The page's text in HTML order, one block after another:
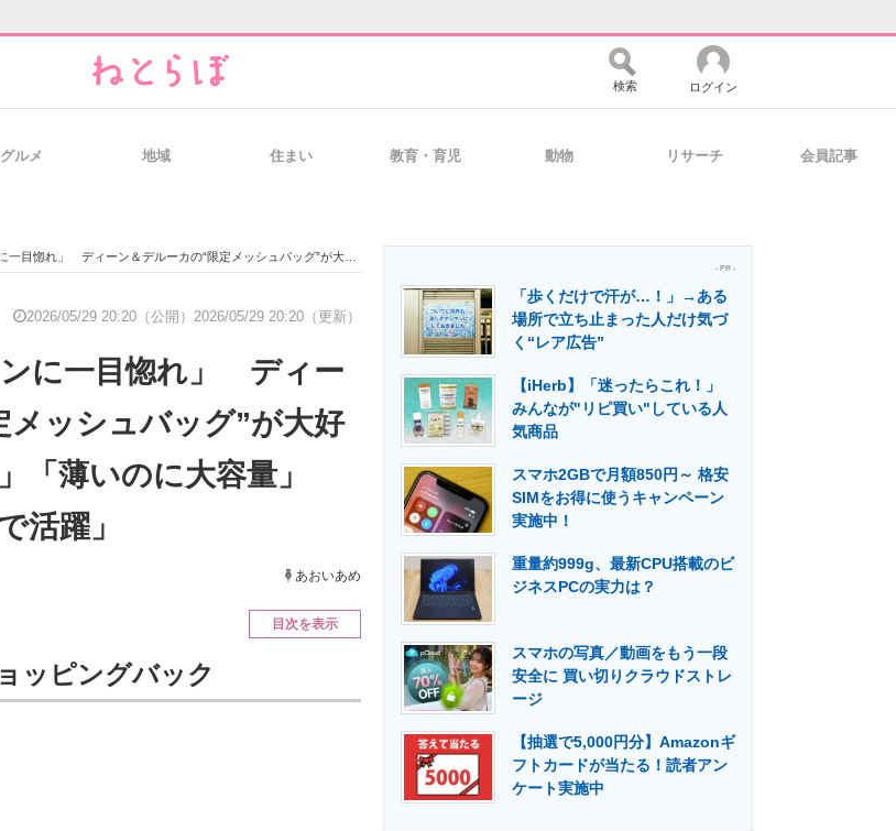
経営リーダーのコミュニティ マーケ×ITの今がよく分かる
製造業のIT導入・活用を支援
エネルギーの専門メディア 建設×テクノロジーの最前線
検索 ログイン
グルメ 地域 住まい 教育・育児 動物 リサーチ 会員記事
ン＆デルーカの“限定メッシュバッグ”が大好評 「夏にぴったり」「薄いのに大容量」「荷物の多いライブで活躍」
2026/05/29 20:20（公開） 2026/05/29 20:20（更新）
ンに一目惚れ」 ディー
メッシュバッグ”が大好
薄いのに大容量」
活躍」
あおいあめ
目次を表示
ッピングバック
- PR -
「歩くだけで汗が…！」→ある
場所で立ち止まった人だけ気づ
く“レア広告”
【iHerb】「迷ったらこれ！」
みんなが"リピ買い"している人
気商品
スマホ2GBで月額850円～ 格安
SIMをお得に使うキャンペーン
実施中！
重量約999g、最新CPU搭載のビ
ジネスPCの実力は？
スマホの写真／動画をもう一段
安全に 買い切りクラウドストレ
ージ
【抽選で5,000円分】Amazonギ
フトカードが当たる！読者アン
ケート実施中